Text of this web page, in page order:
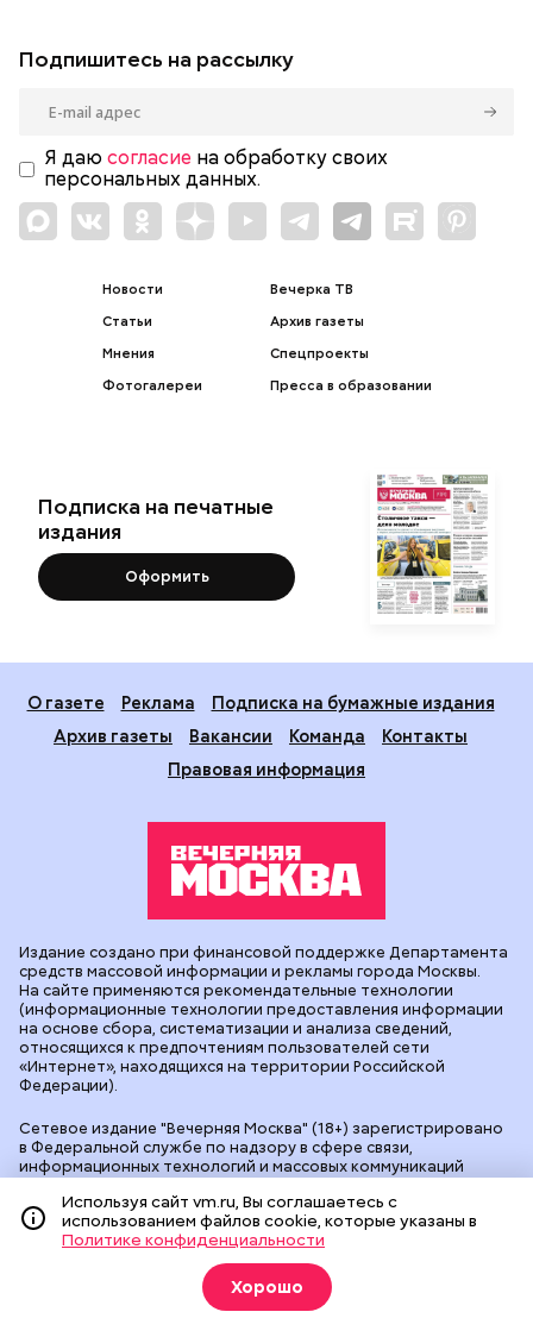
Подпишитесь на рассылку
Я даю согласие на обработку своих
персональных данных.
Новости
Статьи
Мнения
Фотогалереи
Вечерка ТВ
Архив газеты
Спецпроекты
Пресса в образовании
Подписка на печатные
издания
Оформить
О газете Реклама
Подписка на бумажные издания
Архив газеты
Вакансии Команда
Контакты
Правовая информация
Сетевое издание "Вечерняя Москва" (18+) зарегистрировано
в Федеральной службе по надзору в сфере связи,
информационных технологий и массовых коммуникаций
90524 от 09.12.2025. Учредитель: АО "Редакция газеты
"Вечерняя Москва". Главный редактор vm.ru: Александр
Геннадьевич Глуходедов. Адрес редакции: 127015, г.Москва,
Бумажный пр-д, д. 14, стр. 2. Телефон:
. Почта для связи с редакцией сайта:
Издание создано при финансовой поддержке Департамента
средств массовой информации и рекламы города Москвы.
На сайте применяются рекомендательные технологии
(информационные технологии предоставления информации
на основе сбора, систематизации и анализа сведений,
относящихся к предпочтениям пользователей сети
«Интернет», находящихся на территории Российской
Федерации).
Используя сайт vm.ru, Вы соглашаетесь с
использованием файлов cookie, которые указаны в
Политике конфиденциальности
Хорошо